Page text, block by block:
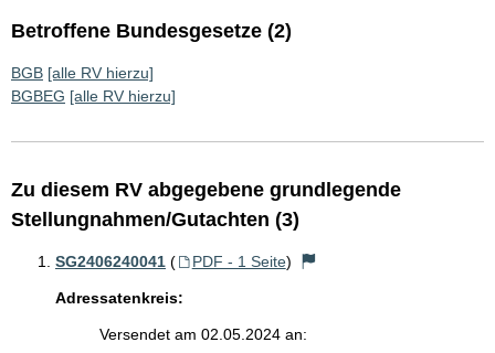
Betroffene Bundesgesetze (2)
BGB [alle RV hierzu]
BGBEG [alle RV hierzu]
Zu diesem RV abgegebene grundlegende
Stellungnahmen/Gutachten (3)
SG2406240041 ( PDF - 1 Seite)
Adressatenkreis:
Versendet am 02.05.2024 an: